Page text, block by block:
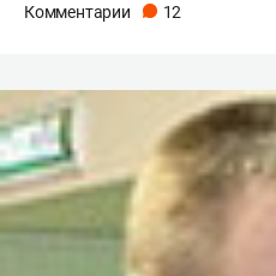
Комментарии 12